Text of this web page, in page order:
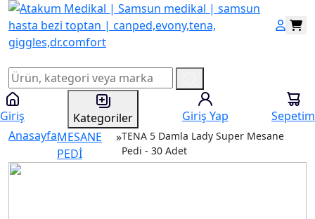
Giriş Kategoriler Giriş Yap
Sepetim
AnasayfaMESANE
PEDİ
»TENA 5 Damla Lady Super Mesane
Pedi - 30 Adet